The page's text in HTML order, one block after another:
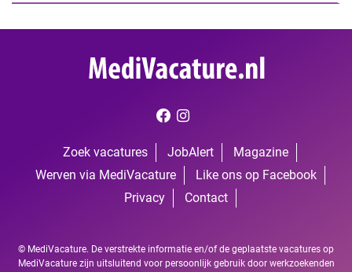
Zoek vacatures JobAlert
Magazine
Werven via MediVacature
Like ons op Facebook
Privacy
Contact
© MediVacature. De verstrekte informatie en/of de geplaatste vacatures op
MediVacature zijn uitsluitend voor persoonlijk gebruik door werkzoekenden